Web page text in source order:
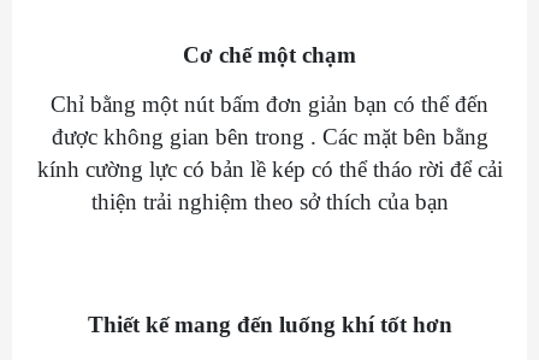
Cơ chế một chạm
Chỉ bằng một nút bấm đơn giản bạn có thể đến
được không gian bên trong . Các mặt bên bằng
kính cường lực có bản lề kép có thể tháo rời để cải
thiện trải nghiệm theo sở thích của bạn
Thiết kế mang đến luống khí tốt hơn